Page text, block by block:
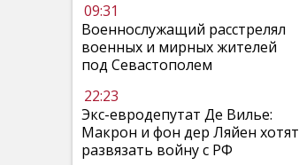
09:31
Военнослужащий расстрелял
военных и мирных жителей
под Севастополем
22:23
Экс-евродепутат Де Вилье:
Макрон и фон дер Ляйен хотят
развязать войну с РФ